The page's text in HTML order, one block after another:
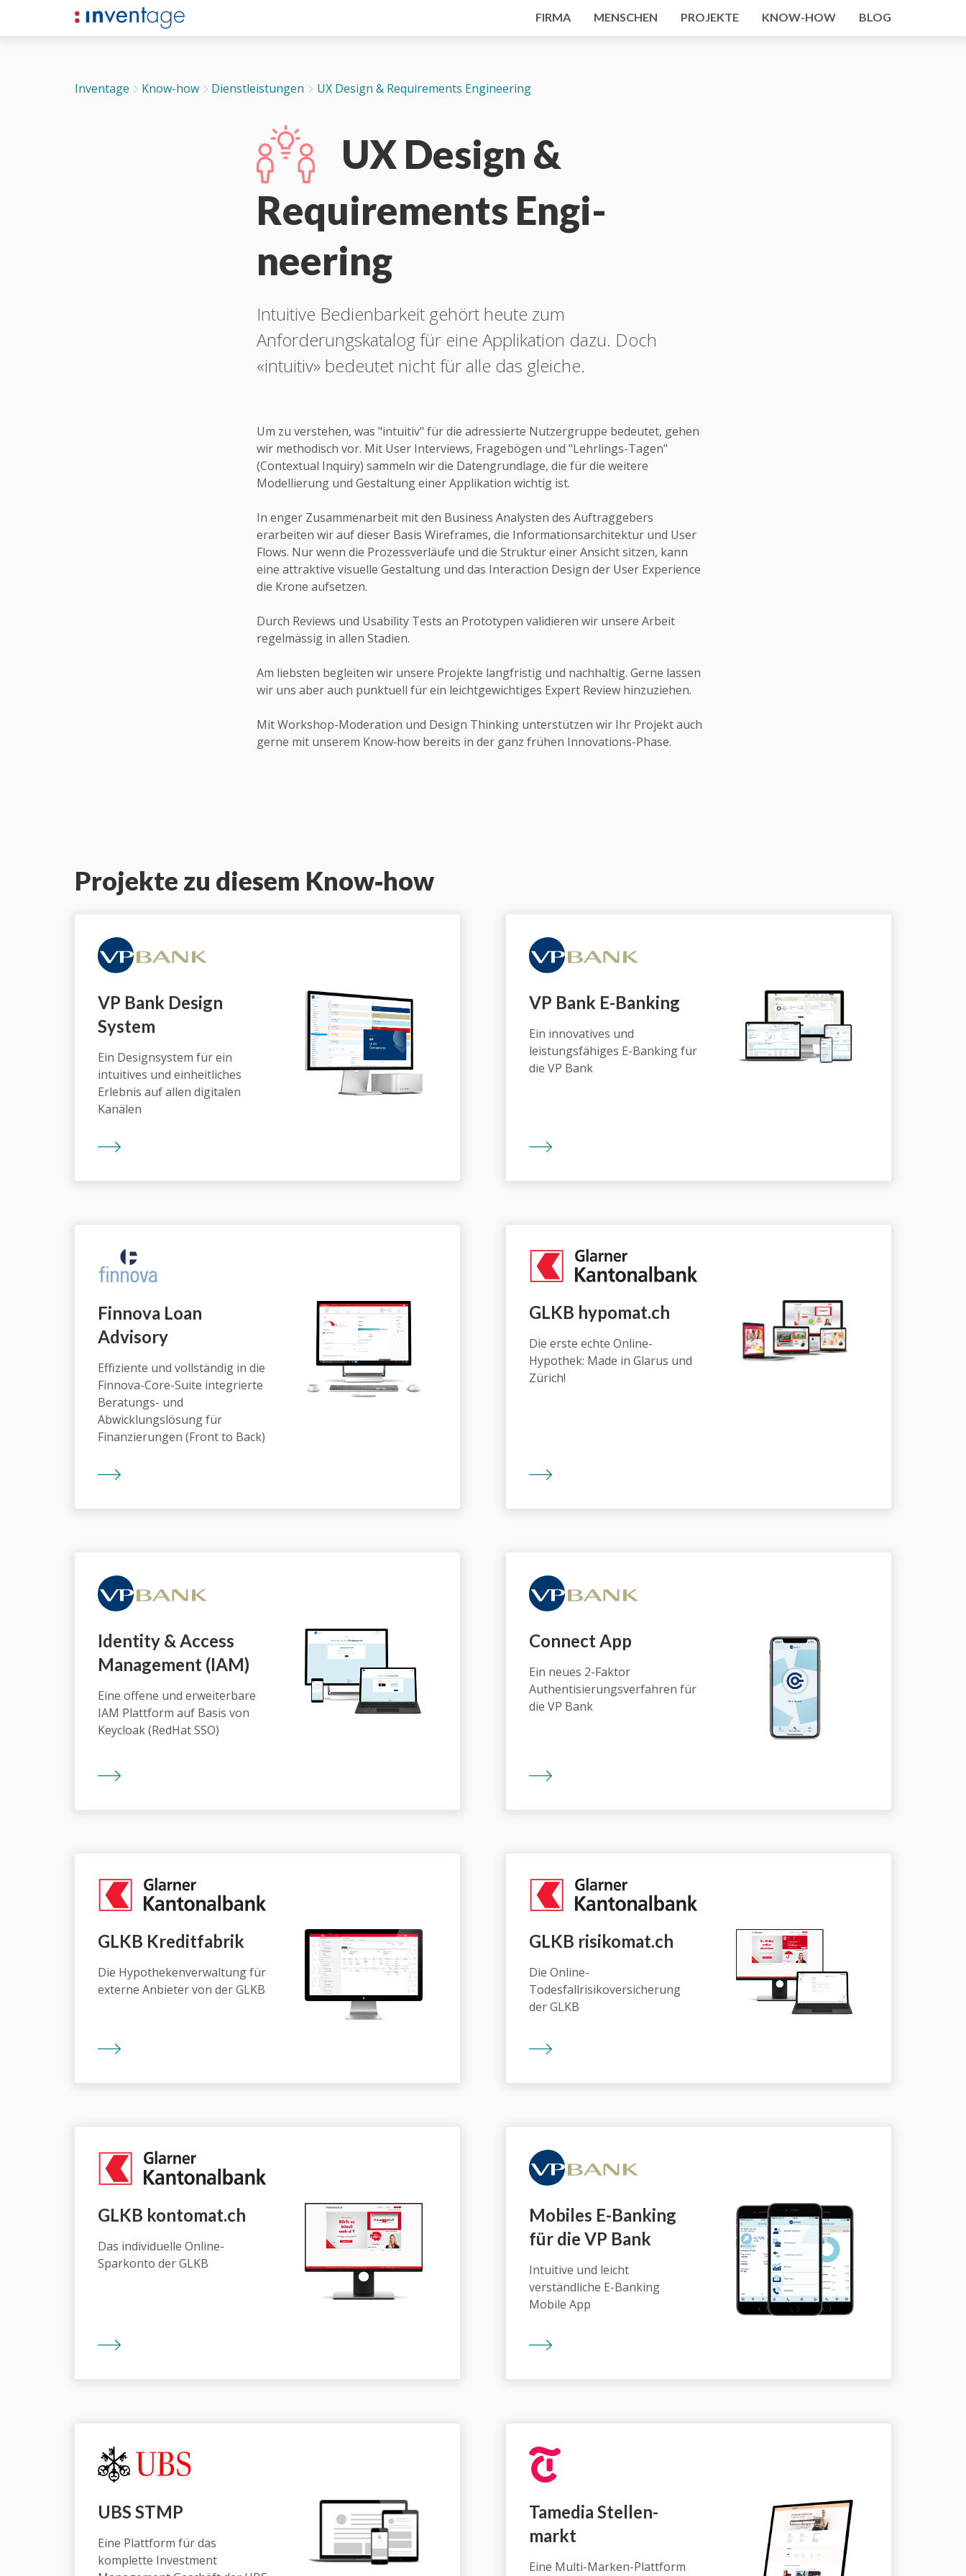
FIRMA MENSCHEN PROJEKTE KNOW-HOW BLOG
Inventage Know-how Dienst­leist­ungen UX Design & Require­ments Engi­neering
UX Design &
Require­ments Engi­
neering
Intuitive Bedienbarkeit gehört heute zum
Anforderungskatalog für eine Applikation dazu. Doch
«intuitiv» bedeutet nicht für alle das gleiche.
Um zu verstehen, was "intuitiv" für die adressierte Nutzergruppe bedeutet, gehen
wir methodisch vor. Mit User Interviews, Fragebögen und "Lehrlings-Tagen"
(Contextual Inquiry) sammeln wir die Datengrundlage, die für die weitere
Modellierung und Gestaltung einer Applikation wichtig ist.
In enger Zusammenarbeit mit den Business Analysten des Auftraggebers
erarbeiten wir auf dieser Basis Wireframes, die Informationsarchitektur und User
Flows. Nur wenn die Prozessverläufe und die Struktur einer Ansicht sitzen, kann
eine attraktive visuelle Gestaltung und das Interaction Design der User Experience
die Krone aufsetzen.
Durch Reviews und Usability Tests an Prototypen validieren wir unsere Arbeit
regelmässig in allen Stadien.
Am liebsten begleiten wir unsere Projekte langfristig und nachhaltig. Gerne lassen
wir uns aber auch punktuell für ein leichtgewichtiges Expert Review hinzuziehen.
Mit Workshop-Moderation und Design Thinking unterstützen wir Ihr Projekt auch
gerne mit unserem Know‑how bereits in der ganz frühen Innovations-Phase.
Projekte zu diesem Know‑how
VP Bank Design
System
Ein Designsystem für ein
intuitives und einheitliches
Erlebnis auf allen digitalen
Kanälen
VP Bank E-Banking
Ein innovatives und
leistungsfähiges E-Banking für
die VP Bank
Finnova Loan
Advisory
Effiziente und vollständig in die
Finnova-Core-Suite integrierte
Beratungs- und
Abwicklungslösung für
Finanzierungen (Front to Back)
GLKB hypomat.ch
Die erste echte Online-
Hypothek: Made in Glarus und
Zürich!
Iden­tity & Access
Man­age­ment (IAM)
Eine offene und erweiterbare
IAM Plattform auf Basis von
Keycloak (RedHat SSO)
Connect App
Ein neues 2-Faktor
Authentisierungsverfahren für
die VP Bank
GLKB Kredit­fabrik
Die Hypothekenverwaltung für
externe Anbieter von der GLKB
GLKB risiko­mat.ch
Die Online-
Todesfallrisikoversicherung
der GLKB
GLKB konto­mat.ch
Das individuelle Online-
Sparkonto der GLKB
Mobiles E-Banking
für die VP Bank
Intuitive und leicht
verständliche E-Banking
Mobile App
UBS STMP
Eine Plattform für das
komplette Investment
Tamedia Stel­len­
markt
Eine Multi-Marken-Plattform